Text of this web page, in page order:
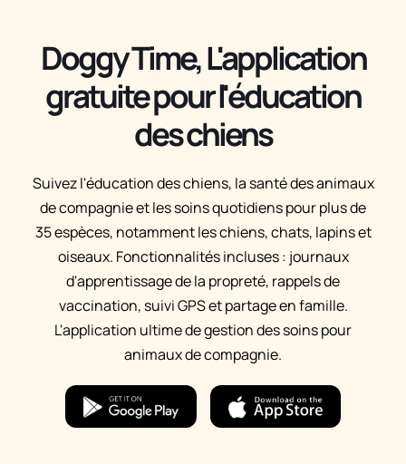
Doggy Time, L'application
gratuite pour l'éducation
des chiens
Suivez l'éducation des chiens, la santé des animaux
de compagnie et les soins quotidiens pour plus de
35 espèces, notamment les chiens, chats, lapins et
oiseaux. Fonctionnalités incluses : journaux
d'apprentissage de la propreté, rappels de
vaccination, suivi GPS et partage en famille.
L'application ultime de gestion des soins pour
animaux de compagnie.